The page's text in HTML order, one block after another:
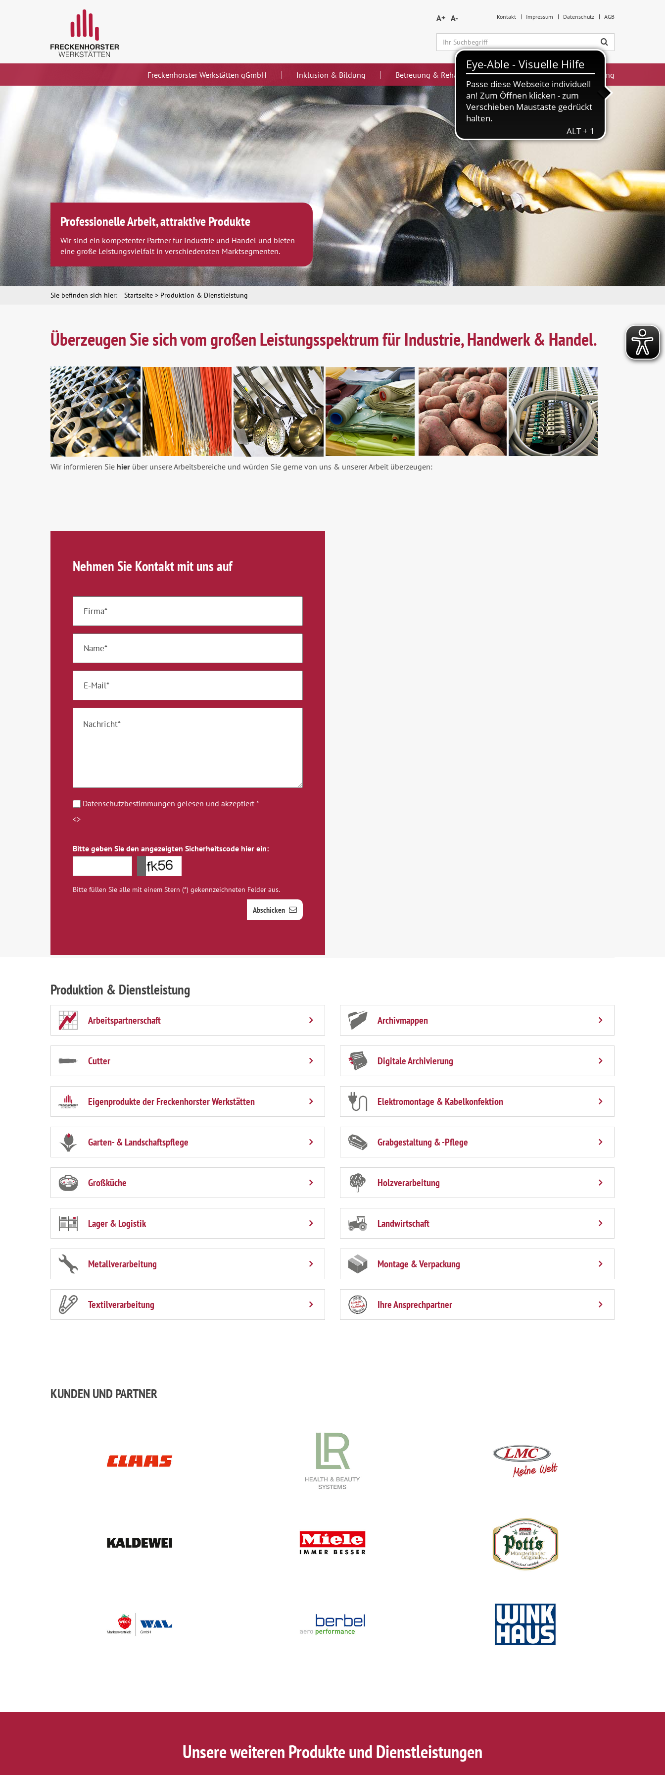
A+ A- Kontakt Impressum Datenschutz AGB
Freckenhorster Werkstätten gGmbH Inklusion & Bildung Betreuung & Rehabilitation Produktion & Dienstleistung
Professionelle Arbeit, attraktive Produkte
Wir sind ein kompetenter Partner für Industrie und Handel und bieten
eine große Leistungsvielfalt in verschiedensten Marktsegmenten.
Sie befinden sich hier: Startseite Produktion & Dienstleistung
Überzeugen Sie sich vom großen Leistungsspektrum für Industrie, Handwerk & Handel.
Wir informieren Sie hier über unsere Arbeitsbereiche und würden Sie gerne von uns & unserer Arbeit überzeugen:
Nehmen Sie Kontakt mit uns auf
Datenschutzbestimmungen gelesen und akzeptiert *
<>
Bitte geben Sie den angezeigten Sicherheitscode hier ein:
Bitte füllen Sie alle mit einem Stern (*) gekennzeichneten Felder aus.
Abschicken
Produktion & Dienstleistung
Arbeitspartnerschaft Archivmappen
Cutter Digitale Archivierung
Eigenprodukte der Freckenhorster Werkstätten Elektromontage & Kabelkonfektion
Garten- & Landschaftspflege Grabgestaltung & -Pflege
Großküche Holzverarbeitung
Lager & Logistik Landwirtschaft
Metallverarbeitung Montage & Verpackung
Textilverarbeitung Ihre Ansprechpartner
KUNDEN UND PARTNER
Unsere weiteren Produkte und Dienstleistungen